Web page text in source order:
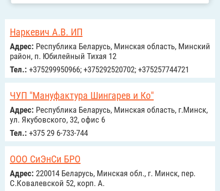
Наркевич А.В. ИП
Адрес: Республика Беларусь, Минская область, Минский
район, п. Юбилейный Тихая 12
Тел.: +375299950966; +375292520702; +375257744721
ЧУП "Мануфактура Шингарев и Ко"
Адрес: Республика Беларусь, Минская область, г.Минск,
ул. Якубовского, 32, офис 6
Тел.: +375 29 6-733-744
ООО СиЭнСи БРО
Адрес: 220014 Беларусь, Минская обл., г. Минск, пер.
С.Ковалевской 52, корп. А.